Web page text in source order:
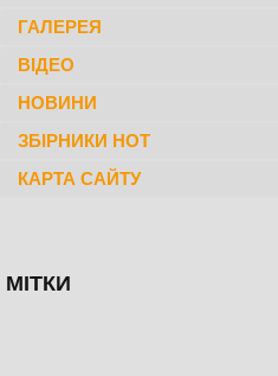
ГАЛЕРЕЯ
ВІДЕО
НОВИНИ
ЗБІРНИКИ НОТ
КАРТА САЙТУ
МІТКИ